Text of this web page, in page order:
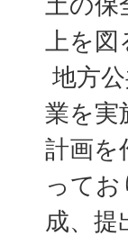
上を
地方
業を実
計画を
って
成、提